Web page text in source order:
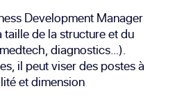
Development Manager
de la structure et du
diagnostics…).
il peut viser des postes à
et dimension